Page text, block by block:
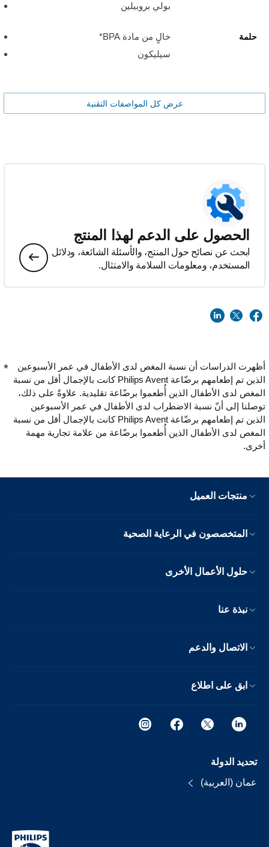
بولي بروبيلين
حلمة
خالٍ من مادة BPA*
سيليكون
عرض كل المواصفات التقنية
الحصول على الدعم لهذا المنتج
ابحث عن نصائح حول المنتج، والأسئلة الشائعة، ودلائل
المستخدم، ومعلومات السلامة والامتثال.
أظهرت الدراسات أن نسبة المغص لدى الأطفال في عمر الأسبوعين
الذين تم إطعامهم برضّاعة Philips Avent كانت بالإجمال أقل من نسبة
المغص لدى الأطفال الذين أُطعموا برضّاعة تقليدية. علاوةً على ذلك،
توصلنا إلى أنّ نسبة الاضطراب لدى الأطفال في عمر الأسبوعين
الذين تم إطعامهم برضّاعة Philips Avent كانت بالإجمال أقل من نسبة
المغص لدى الأطفال الذين أُطعموا برضّاعة من علامة تجارية مهمة
أخرى.
منتجات العميل
المتخصصون في الرعاية الصحية
حلول الأعمال الأخرى
نبذة عنا
الاتصال والدعم
ابق على اطلاع
تحديد الدولة
عمان (العربية)